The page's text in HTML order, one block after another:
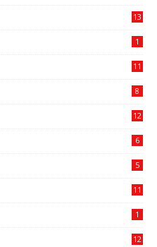
13
1
11
8
12
6
5
11
1
12